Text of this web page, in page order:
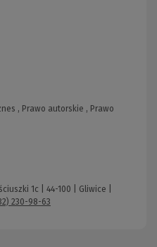
, Prawo autorskie , Prawo
1c | 44-100 | Gliwice |
230-98-63